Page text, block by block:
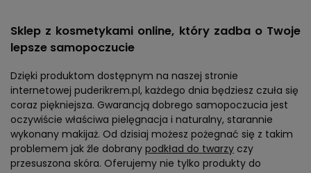
Sklep z kosmetykami online, który zadba o Twoje
lepsze samopoczucie
Dzięki produktom dostępnym na naszej stronie
internetowej puderikrem.pl, każdego dnia będziesz czuła się
coraz piękniejsza. Gwarancją dobrego samopoczucia jest
oczywiście właściwa pielęgnacja i naturalny, starannie
wykonany makijaż. Od dzisiaj możesz pożegnać się z takim
problemem jak źle dobrany podkład do twarzy czy
przesuszona skóra. Oferujemy nie tylko produkty do